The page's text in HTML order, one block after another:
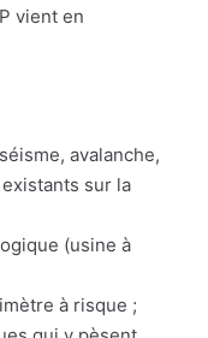
vient en
avalanche,
sur la
(usine à
à risque ;